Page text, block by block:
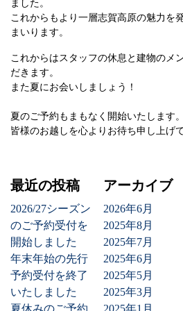
ました。
これからもより一層志賀高原の魅力を
まいります。
これからはスタッフの休息と建物のメ
だきます。
また夏にお会いしましょう！
夏のご予約もまもなく開始いたします。
皆様のお越しを心よりお待ち申し上げ
最近の投稿
2026/27シーズン
のご予約受付を
開始しました
年末年始の先行
予約受付を終了
いたしました
夏休みのご予約
アーカイブ
2026年6月
2025年8月
2025年7月
2025年6月
2025年5月
2025年3月
2025年1月